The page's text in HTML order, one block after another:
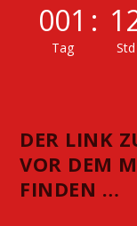
001
Tag
:
Std
DER LINK
VOR DEM
FINDEN …